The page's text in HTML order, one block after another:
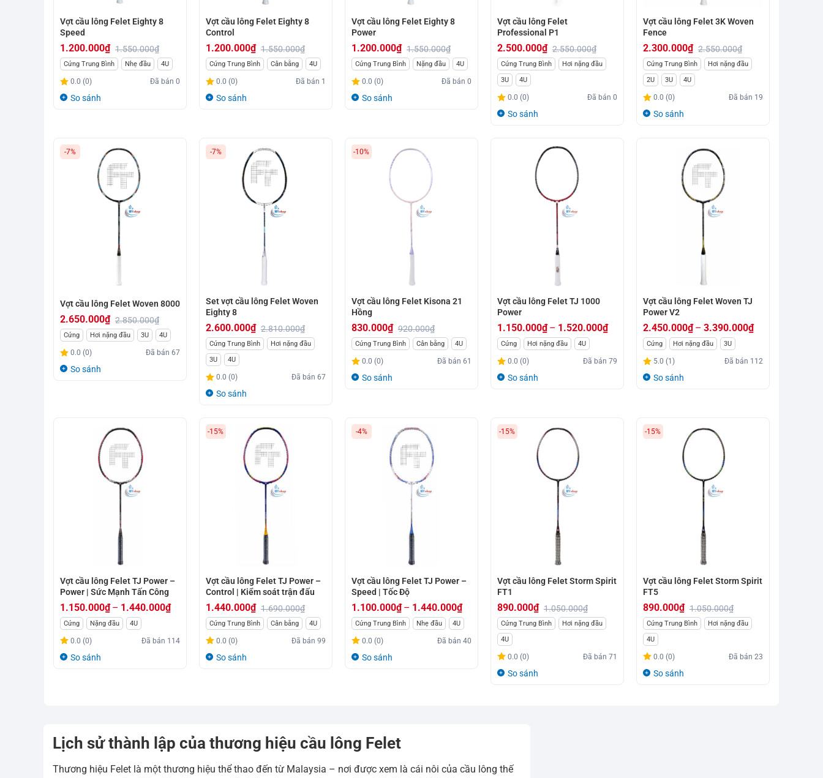
Vợt cầu lông Felet Eighty 8
Speed
1.550.000₫
Giá
gốc
là:
1.200.000₫
Giá
hiện
tại
Cứng Trung Bình Nhẹ đầu 4U
0.0 (0) Đã bán0
So sánh
Vợt cầu lông Felet Eighty 8
Control
1.550.000₫
Giá
gốc
là:
1.200.000₫
Giá
hiện
tại
Cứng Trung Bình Cân bằng 4U
0.0 (0) Đã bán 1
So sánh
Vợt cầu lông Felet Eighty 8
Power
1.550.000₫
Giá
gốc
là:
1.200.000₫
Giá
hiện
tại
Cứng Trung Bình Nặng đầu 4U
0.0 (0) Đã bán0
So sánh
Vợt cầu lông Felet
Professional P1
2.550.000₫
Giá
gốc
là:
2.550.000₫.
2.500.000₫
Giá
hiện
tại
là:
Cứng Trung Bình
Hơi nặng đầu
3U
4U
0.0 (0) Đã bán0
So sánh
Vợt cầu lông Felet 3K Woven
Fence
2.550.000₫
Giá
gốc
là:
2.550.000₫.
2.300.000₫
Giá
hiện
tại
là:
Cứng Trung Bình
Hơi nặng đầu
2U
3U 4U
0.0 (0) Đã bán 19
So sánh
-7%
Vợt cầu lông Felet Woven 8000
2.850.000₫
Giá
gốc
là:
2.650.000₫
Giá
hiện
tại
Cứng Hơi nặng đầu 3U 4U
0.0 (0) Đã bán67
So sánh
-7%
Set vợt cầu lông Felet Woven
Eighty 8
2.810.000₫
Giá
gốc
là:
2.810.000₫.
2.600.000₫
Giá
hiện
tại
là:
Cứng Trung Bình
Hơi nặng đầu
3U
4U
0.0 (0) Đã bán67
So sánh
-10%
Vợt cầu lông Felet Kisona 21
Hồng
920.000₫
Giá
gốc
là:
830.000₫
Giá
hiện
tại
Cứng Trung Bình Cân bằng 4U
0.0 (0) Đã bán61
So sánh
Vợt cầu lông Felet TJ 1000
Power
1.150.000₫ – 1.520.000₫
Khoảng
giá:
từ
Cứng Hơi nặng đầu 4U
0.0 (0) Đã bán79
So sánh
Vợt cầu lông Felet Woven TJ
Power V2
2.450.000₫ – 3.390.000₫
Khoảng
giá:
từ
Cứng Hơi nặng đầu 3U
5.0 (1) Đã bán 112
So sánh
Vợt cầu lông Felet TJ Power –
Power | Sức Mạnh Tấn Công
1.150.000₫ – 1.440.000₫
Khoảng
giá:
từ
Cứng Nặng đầu 4U
0.0 (0) Đã bán 114
So sánh
-15%
Vợt cầu lông Felet TJ Power –
Control | Kiểm soát trận đấu
1.690.000₫
Giá
gốc
là:
1.440.000₫
Giá
hiện
tại
Cứng Trung Bình Cân bằng 4U
0.0 (0) Đã bán99
So sánh
-4%
Vợt cầu lông Felet TJ Power –
Speed | Tốc Độ
1.100.000₫ – 1.440.000₫
Khoảng
giá:
từ
Cứng Trung Bình Nhẹ đầu 4U
0.0 (0) Đã bán40
So sánh
-15%
Vợt cầu lông Felet Storm Spirit
FT1
1.050.000₫
Giá
gốc
là:
1.050.000₫.
890.000₫
Giá
hiện
tại
là:
Cứng Trung Bình
Hơi nặng đầu
4U
0.0 (0) Đã bán71
So sánh
-15%
Vợt cầu lông Felet Storm Spirit
FT5
1.050.000₫
Giá
gốc
là:
1.050.000₫.
890.000₫
Giá
hiện
tại
là:
Cứng Trung Bình
Hơi nặng đầu
4U
0.0 (0) Đã bán23
So sánh
Lịch sử thành lập của thương hiệu cầu lông Felet
Thương hiệu Felet là một thương hiệu thể thao đến từ Malaysia – nơi được xem là cái nôi của cầu lông thế